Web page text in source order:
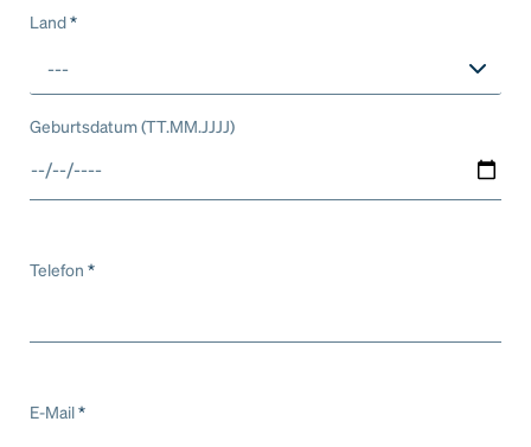
Land*
---
Geburtsdatum (TT.MM.JJJJ)
Telefon *
E-Mail*